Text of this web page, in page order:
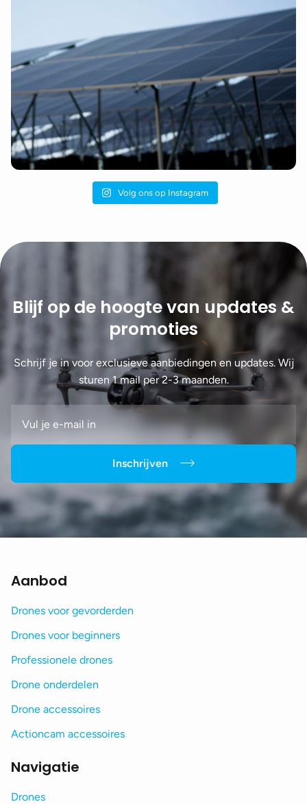
Volg ons op Instagram
Blijf op de hoogte van updates &
promoties
Schrijf je in voor exclusieve aanbiedingen en updates. Wij
sturen 1 mail per 2-3 maanden.
Inschrijven
Aanbod
Drones voor gevorderden
Drones voor beginners
Professionele drones
Drone onderdelen
Drone accessoires
Actioncam accessoires
Navigatie
Drones